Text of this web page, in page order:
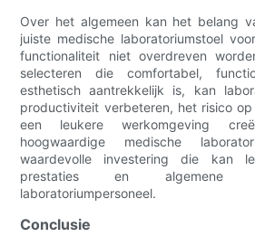
Over het algemeen kan het belang
juiste medische laboratoriumstoel
functionaliteit niet overdreven
selecteren die comfortabel,
esthetisch aantrekkelijk is, kan
productiviteit verbeteren, het risico
een leukere werkomgeving
hoogwaardige medische
waardevolle investering die kan
prestaties en algemene
laboratoriumpersoneel.
Conclusie